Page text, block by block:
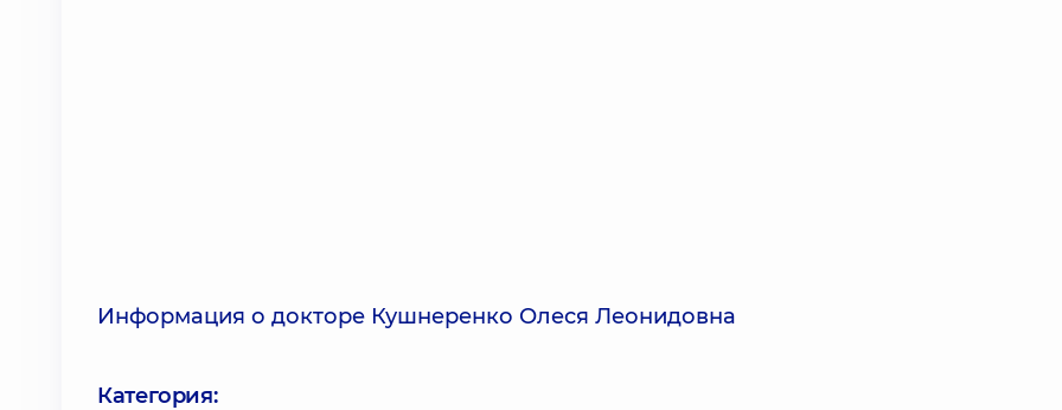
Информация о докторе Кушнеренко Олеся Леонидовна
Категория: